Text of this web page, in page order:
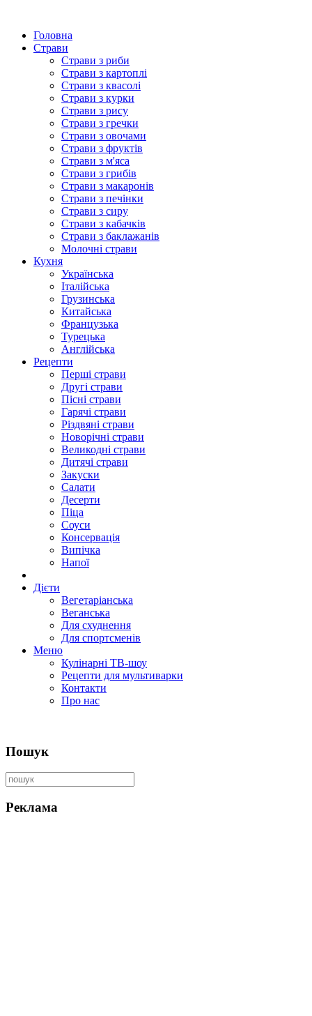
Головна
Страви
Страви з риби
Страви з картоплі
Страви з квасолі
Страви з курки
Страви з рису
Страви з гречки
Страви з овочами
Страви з фруктів
Страви з м'яса
Страви з грибів
Страви з макаронів
Страви з печінки
Страви з сиру
Страви з кабачків
Страви з баклажанів
Молочні страви
Кухня
Українська
Італійська
Грузинська
Китайська
Французька
Турецька
Англійська
Рецепти
Перші страви
Другі страви
Пісні страви
Гарячі страви
Різдвяні страви
Новорічні страви
Великодні страви
Дитячі страви
Закуски
Салати
Десерти
Піца
Соуси
Консервація
Випічка
Напої
Дієти
Вегетаріанська
Веганська
Для схуднення
Для спортсменів
Меню
Кулінарні ТВ-шоу
Рецепти для мультиварки
Контакти
Про нас
Пошук
Реклама